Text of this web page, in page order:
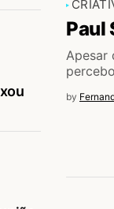
Paul
Apesar
by